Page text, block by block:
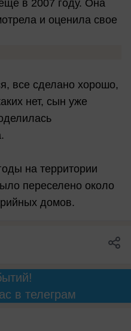
в 2007 году. Она
и оценила свое
все сделано хорошо,
нет, сын уже
на территории
переселено около
домов.
в телеграм